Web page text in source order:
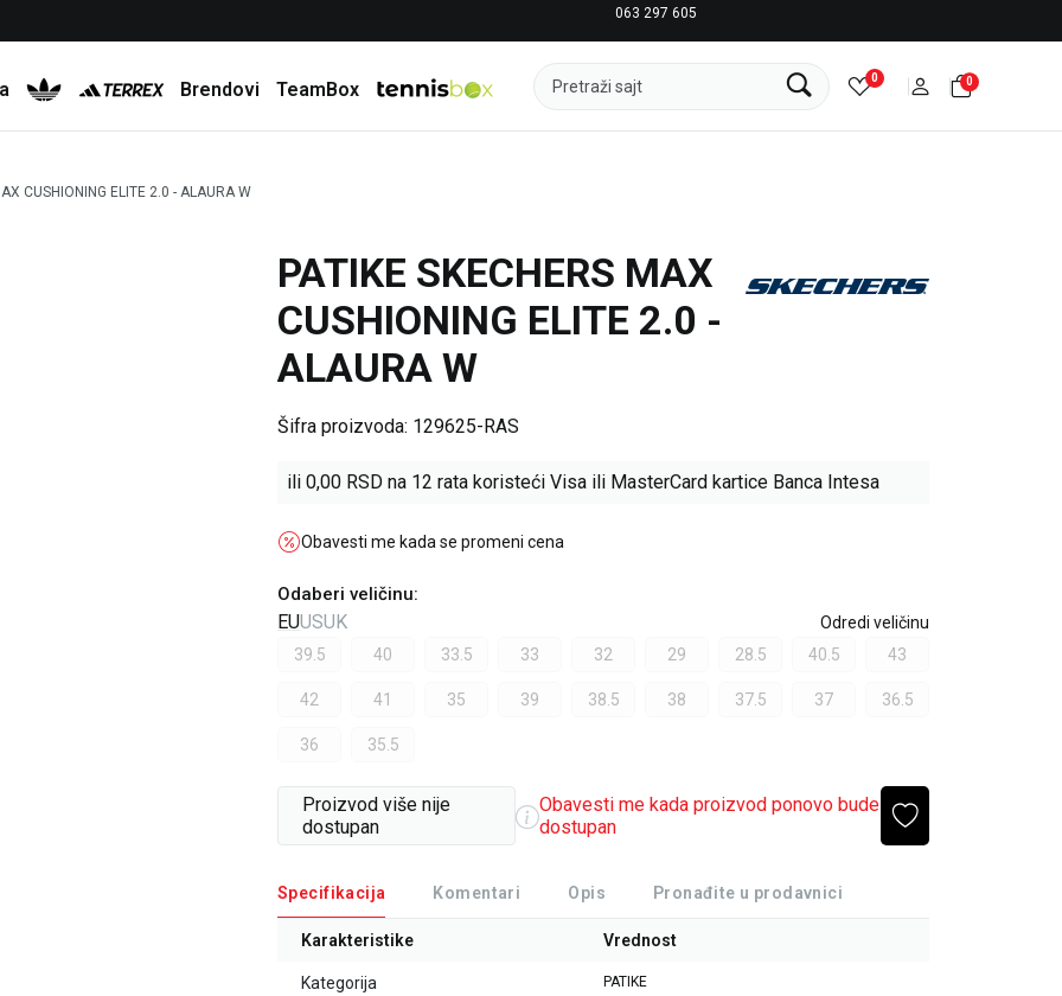
063 297 605
Brendovi TeamBox Pretraži sajt 0 0
CUSHIONING ELITE 2.0 - ALAURA W
PATIKE SKECHERS MAX
CUSHIONING ELITE 2.0 -
ALAURA W
Šifra proizvoda: 129625-RAS
ili 0,00 RSD na 12 rata koristeći Visa ili MasterCard kartice Banca Intesa
Obavesti me kada se promeni cena
Odaberi veličinu:
EUUSUK
Odredi veličinu
39.5
40 33.5 33 32 29 28.5 40.5 43
42 41 35 39 38.5 38 37.5 37 36.5
36 35.5
Proizvod više nije
dostupan
Obavesti me kada proizvod ponovo bude
dostupan
Specifikacija Komentari Opis Pronađite u prodavnici
Karakteristike Vrednost
Kategorija PATIKE